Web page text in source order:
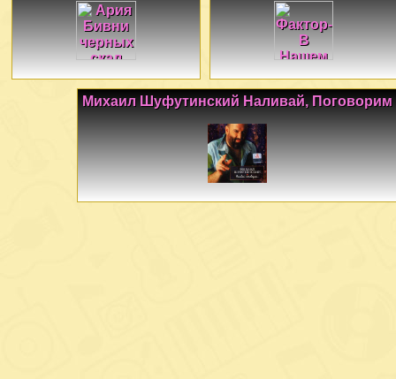
Михаил Шуфутинский Наливай, Поговорим